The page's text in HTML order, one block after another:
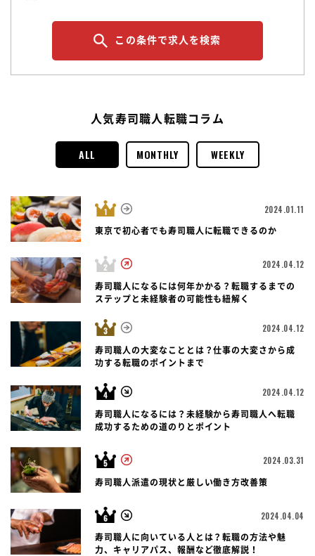
この条件で求人を検索
人気寿司職人転職コラム
ALL MONTHLY WEEKLY
2024.01.11
東京で初心者でも寿司職人に転職できるのか
2024.04.12
寿司職人になるには何年かかる？転職するまでの
ステップと未経験者の可能性も紐解く
2024.04.12
寿司職人の大変なこととは？仕事の大変さから成
功する転職のポイントまで
2024.04.12
寿司職人になるには？未経験から寿司職人へ転職
成功するための道のりとポイント
2024.03.31
寿司職人派遣の現状と厳しい働き方改善策
2024.04.04
寿司職人に向いている人とは？転職の方法や魅
力、キャリアパス、報酬など徹底解説！